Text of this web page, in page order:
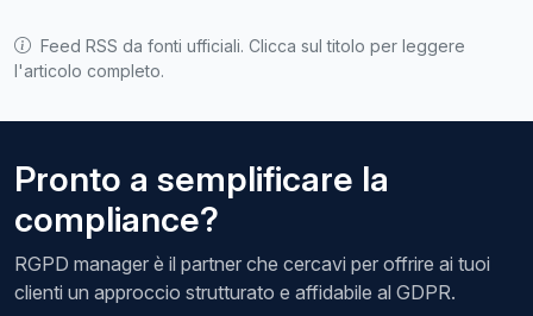
Feed RSS da fonti ufficiali. Clicca sul titolo per leggere
l'articolo completo.
Pronto a semplificare la
compliance?
RGPD manager è il partner che cercavi per offrire ai tuoi
clienti un approccio strutturato e affidabile al GDPR.